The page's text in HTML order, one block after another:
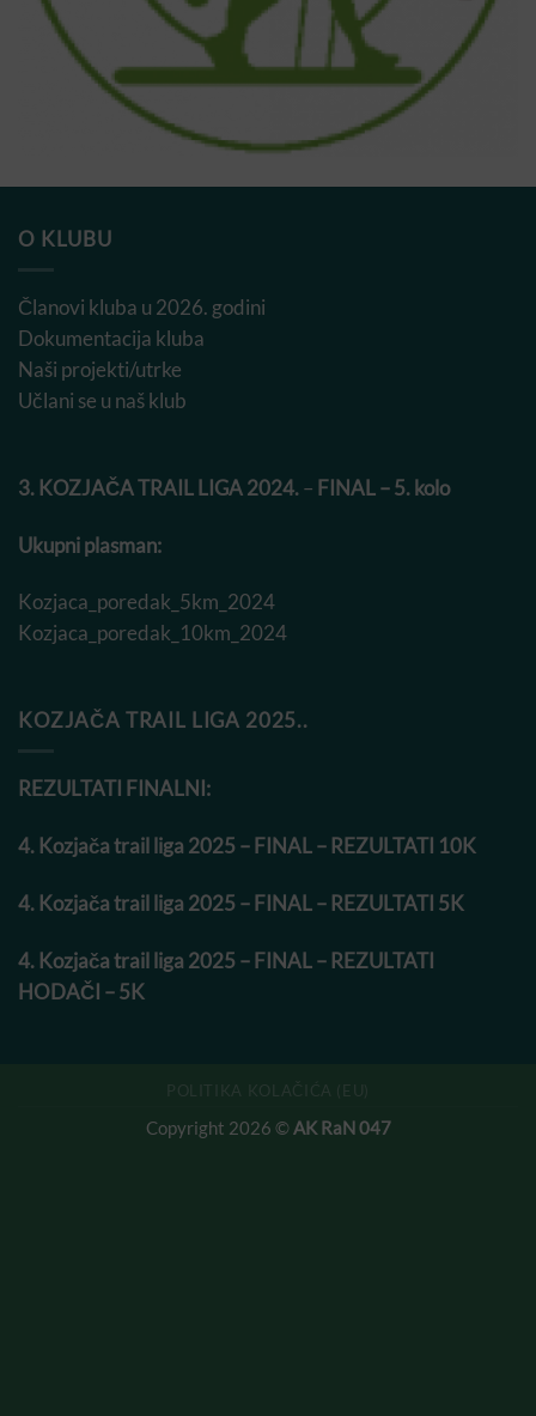
O KLUBU
Članovi kluba u 2026. godini
Dokumentacija kluba
Naši projekti/utrke
Učlani se u naš klub
3. KOZJAČA TRAIL LIGA 2024.– FINAL – 5. kolo
Ukupni plasman:
Kozjaca_poredak_5km_2024
Kozjaca_poredak_10km_2024
KOZJAČA TRAIL LIGA 2025..
REZULTATI FINALNI:
4. Kozjača trail liga 2025 – FINAL – REZULTATI 10K
4. Kozjača trail liga 2025 – FINAL – REZULTATI 5K
4. Kozjača trail liga 2025 – FINAL – REZULTATI
HODAČI – 5K
Copyright 2026 ©AK RaN 047